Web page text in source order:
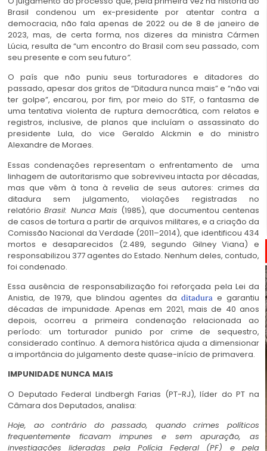
Brasil condenou um ex-presidente por atentar contra a
democracia, não fala apenas de 2022 ou de 8 de janeiro de
2023, mas, de certa forma, nos dizeres da ministra Cármen
Lúcia, resulta de“um encontro do Brasil com seu passado, com
seu presente e com seu futuro”.
O país que não puniu seus torturadores e ditadores do
passado, apesar dos gritos de “Ditadura nunca mais” e “não vai
ter golpe”, encarou, por fim, por meio do STF, o fantasma de
uma tentativa violenta de ruptura democrática, com relatos e
registros, inclusive, de planos que incluíam o assassinato do
presidente Lula, do vice Geraldo Alckmin e do ministro
Alexandre de Moraes.
Essas condenações representam o enfrentamento de uma
linhagem de autoritarismo que sobreviveu intacta por décadas,
mas que vêm à tona à revelia de seus autores: crimes da
ditadura sem julgamento, violações registradas no
relatórioBrasil: Nunca Mais (1985), que documentou centenas
de casos de tortura a partir de arquivos militares, e a criação da
Comissão Nacional da Verdade (2011–2014), que identificou 434
mortos e desaparecidos (2.489, segundo Gilney Viana) e
responsabilizou 377 agentes do Estado. Nenhum deles, contudo,
foi condenado.
Essa ausência de responsabilização foi reforçada pela Lei da
Anistia, de 1979, que blindou agentes da ditadura e garantiu
décadas de impunidade. Apenas em 2021, mais de 40 anos
depois, ocorreu a primeira condenação relacionada ao
período: um torturador punido por crime de sequestro,
considerado contínuo. A demora histórica ajuda a dimensionar
a importância do julgamento deste quase-início de primavera.
IMPUNIDADE NUNCA MAIS
O Deputado Federal Lindbergh Farias (PT-RJ), líder do PT na
Câmara dos Deputados, analisa:
Hoje, ao contrário do passado, quando crimes políticos
frequentemente ficavam impunes e sem apuração, as
investigações lideradas pela Polícia Federal (PF) e pela